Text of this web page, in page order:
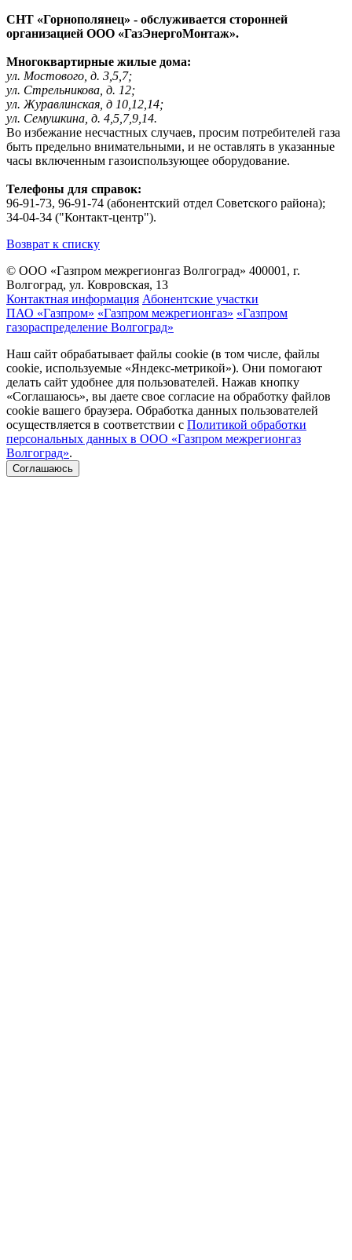
СНТ «Горнополянец» - обслуживается сторонней
организацией ООО «ГазЭнергоМонтаж».
Многоквартирные жилые дома:
ул. Мостового, д. 3,5,7;
ул. Стрельникова, д. 12;
ул. Журавлинская, д 10,12,14;
ул. Семушкина, д. 4,5,7,9,14.
Во избежание несчастных случаев, просим потребителей газа
быть предельно внимательными, и не оставлять в указанные
часы включенным газоиспользующее оборудование.
Телефоны для справок:
96-91-73, 96-91-74 (абонентский отдел Советского района);
34-04-34 ("Контакт-центр").
Возврат к списку
© ООО «Газпром межрегионгаз Волгоград» 400001, г.
Волгоград, ул. Ковровская, 13
Контактная информация Абонентские участки
ПАО «Газпром» «Газпром межрегионгаз» «Газпром
газораспределение Волгоград»
Наш сайт обрабатывает файлы cookie (в том числе, файлы
cookie, используемые «Яндекс-метрикой»). Они помогают
делать сайт удобнее для пользователей. Нажав кнопку
«Соглашаюсь», вы даете свое согласие на обработку файлов
cookie вашего браузера. Обработка данных пользователей
осуществляется в соответствии с Политикой обработки
персональных данных в ООО «Газпром межрегионгаз
Волгоград».
Соглашаюсь